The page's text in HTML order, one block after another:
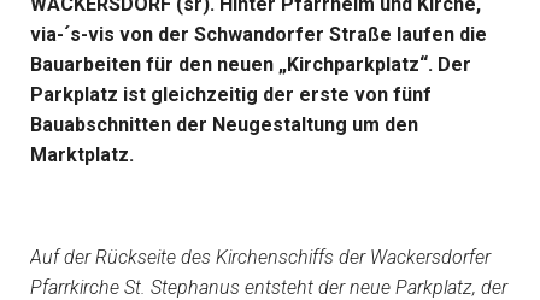
Angebot …
maxhütte-haidhof
Nutzen Sie aktuelle Angebote Ihrer
Region!
angebote vor ort | anzeige
via-´s-vis von der Schwandorfer Straße laufen die
Bauarbeiten für den neuen „Kirchparkplatz“. Der
Parkplatz ist gleichzeitig der erste von fünf
Bauabschnitten der Neugestaltung um den
Marktplatz.
Auf der Rückseite des Kirchenschiffs der Wackersdorfer
Pfarrkirche St. Stephanus entsteht der neue Parkplatz, der